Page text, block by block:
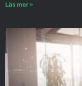
Läs mer »